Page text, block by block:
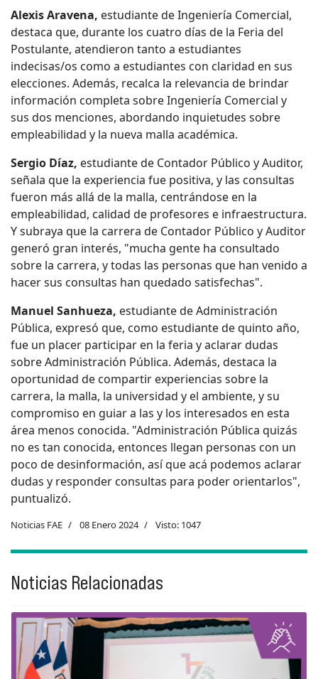
Alexis Aravena, estudiante de Ingeniería Comercial,
destaca que, durante los cuatro días de la Feria del
Postulante, atendieron tanto a estudiantes
indecisas/os como a estudiantes con claridad en sus
elecciones. Además, recalca la relevancia de brindar
información completa sobre Ingeniería Comercial y
sus dos menciones, abordando inquietudes sobre
empleabilidad y la nueva malla académica.
Sergio Díaz, estudiante de Contador Público y Auditor,
señala que la experiencia fue positiva, y las consultas
fueron más allá de la malla, centrándose en la
empleabilidad, calidad de profesores e infraestructura.
Y subraya que la carrera de Contador Público y Auditor
generó gran interés, "mucha gente ha consultado
sobre la carrera, y todas las personas que han venido a
hacer sus consultas han quedado satisfechas".
Manuel Sanhueza, estudiante de Administración
Pública, expresó que, como estudiante de quinto año,
fue un placer participar en la feria y aclarar dudas
sobre Administración Pública. Además, destaca la
oportunidad de compartir experiencias sobre la
carrera, la malla, la universidad y el ambiente, y su
compromiso en guiar a las y los interesados en esta
área menos conocida. "Administración Pública quizás
no es tan conocida, entonces llegan personas con un
poco de desinformación, así que acá podemos aclarar
dudas y responder consultas para poder orientarlos",
puntualizó.
Noticias FAE 08 Enero 2024 Visto: 1047
Noticias Relacionadas